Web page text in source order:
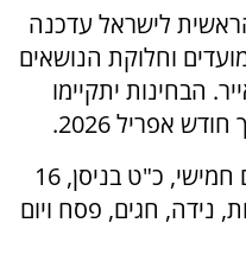
לישראל עדכנה
וחלוקת הנושאים
הבחינות יתקיימו
אפריל 2026.
הבחינה הראשונה תתקיים ביום חמישי, כ"ט בניסן, 16
נידה, חגים, פסח ויום